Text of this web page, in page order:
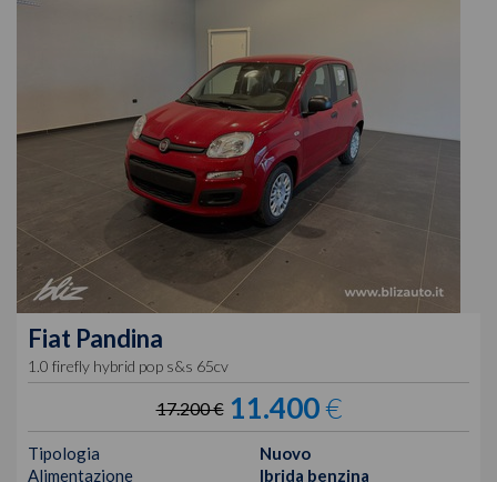
Fiat Pandina
1.0 firefly hybrid pop s&s 65cv
17.200 € 11.400€
Tipologia
Nuovo
Alimentazione
Ibrida benzina